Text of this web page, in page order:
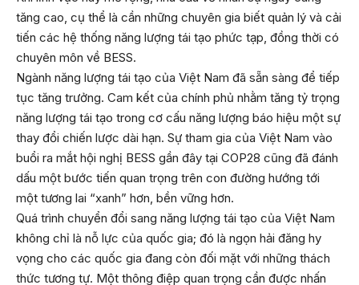
tăng cao, cụ thể là cần những chuyên gia biết quản lý và cải
tiến các hệ thống năng lượng tái tạo phức tạp, đồng thời có
chuyên môn về BESS.
Ngành năng lượng tái tạo của Việt Nam đã sẵn sàng để tiếp
tục tăng trưởng. Cam kết của chính phủ nhằm tăng tỷ trọng
năng lượng tái tạo trong cơ cấu năng lượng báo hiệu một sự
thay đổi chiến lược dài hạn. Sự tham gia của Việt Nam vào
buổi ra mắt hội nghị BESS gần đây tại COP28 cũng đã đánh
dấu một bước tiến quan trọng trên con đường hướng tới
một tương lai “xanh” hơn, bền vững hơn.
Quá trình chuyển đổi sang năng lượng tái tạo của Việt Nam
không chỉ là nỗ lực của quốc gia; đó là ngọn hải đăng hy
vọng cho các quốc gia đang còn đối mặt với những thách
thức tương tự. Một thông điệp quan trọng cần được nhấn